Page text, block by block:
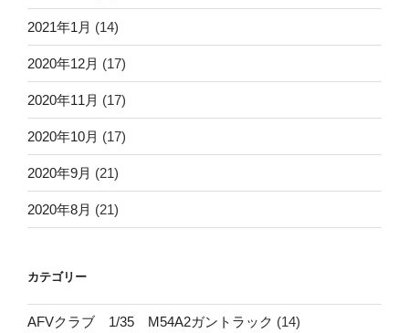
2021年1月 (14)
2020年12月 (17)
2020年11月 (17)
2020年10月 (17)
2020年9月 (21)
2020年8月 (21)
カテゴリー
AFVクラブ 1/35 M54A2ガントラック (14)